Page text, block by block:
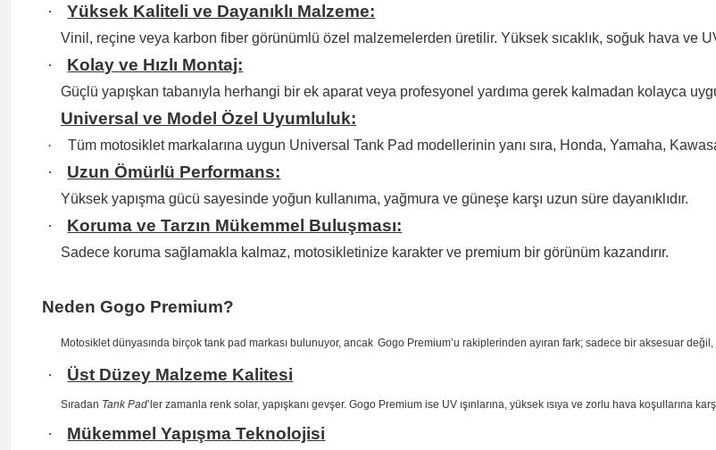
· Yüksek Kaliteli ve Dayanıklı Malzeme:
Vinil, reçine veya karbon fiber görünümlü özel malzemelerden üretilir. Yüksek sıcaklık, soğuk hava ve
· Kolay ve Hızlı Montaj:
Güçlü yapışkan tabanıyla herhangi bir ek aparat veya profesyonel yardıma gerek kalmadan kolayca
Universal ve Model Özel Uyumluluk:
· Tüm motosiklet markalarına uygun Universal Tank Pad modellerinin yanı sıra, Honda, Yamaha,
· Uzun Ömürlü Performans:
Yüksek yapışma gücü sayesinde yoğun kullanıma, yağmura ve güneşe karşı uzun süre dayanıklıdır.
· Koruma ve Tarzın Mükemmel Buluşması:
Sadece koruma sağlamakla kalmaz, motosikletinize karakter ve premium bir görünüm kazandırır.
Neden Gogo Premium?
Motosiklet dünyasında birçok tank pad markası bulunuyor, ancak Gogo Premium’u rakiplerinden ayıran fark; sadece bir aksesuar değil,
· Üst Düzey Malzeme Kalitesi
Sıradan Tank Pad’ler zamanla renk solar, yapışkanı gevşer. Gogo Premium ise UV ışınlarına, yüksek ısıya ve zorlu hava koşullarına
· Mükemmel Yapışma Teknolojisi